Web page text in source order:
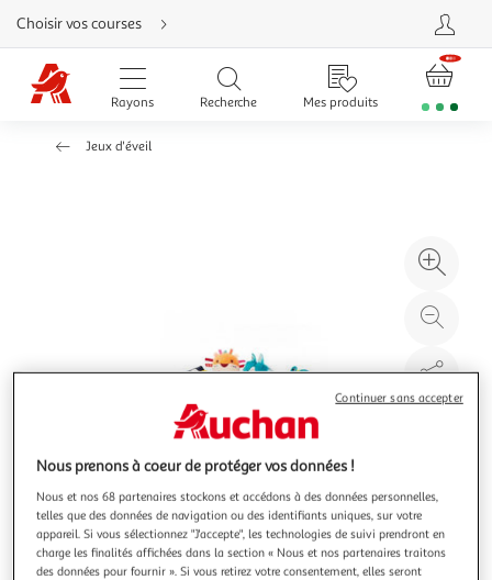
Aller
directement
au
contenu
Aller
directement
Aller
Choisir vos courses
Rayons Recherche Mes produits
Jeux d'éveil
à
100
le
Nous prenons à coeur de protéger vos données !
Nous et nos 68 partenaires stockons et accédons à des données personnelles,
telles que des données de navigation ou des identifiants uniques, sur votre
appareil. Si vous sélectionnez "J'accepte", les technologies de suivi prendront en
charge les finalités affichées dans la section « Nous et nos partenaires traitons
des données pour fournir ». Si vous retirez votre consentement, elles seront
Continuer sans accepter